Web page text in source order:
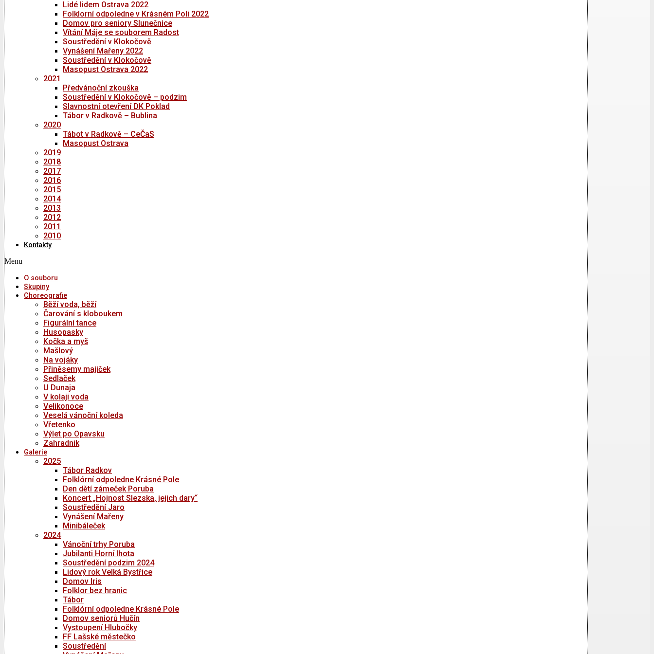
Lidé lidem Ostrava 2022
Folklorní odpoledne v Krásném Poli 2022
Domov pro seniory Slunečnice
Vítání Máje se souborem Radost
Soustředění v Klokočově
Vynášení Mařeny 2022
Soustředění v Klokočově
Masopust Ostrava 2022
2021
Předvánoční zkouška
Soustředění v Klokočově – podzim
Slavnostní otevření DK Poklad
Tábor v Radkově – Bublina
2020
Tábot v Radkově – CeČaS
Masopust Ostrava
2019
2018
2017
2016
2015
2014
2013
2012
2011
2010
Kontakty
Menu
O souboru
Skupiny
Choreografie
Běží voda, běží
Čarování s kloboukem
Figurální tance
Husopasky
Kočka a myš
Mašlový
Na vojáky
Přiněsemy majiček
Sedlaček
U Dunaja
V kolaji voda
Velikonoce
Veselá vánoční koleda
Vřetenko
Výlet po Opavsku
Zahradnik
Galerie
2025
Tábor Radkov
Folklórní odpoledne Krásné Pole
Den dětí zámeček Poruba
Koncert „Hojnost Slezska, jejich dary“
Soustředění Jaro
Vynášení Mařeny
Minibáleček
2024
Vánoční trhy Poruba
Jubilanti Horní lhota
Soustředění podzim 2024
Lidový rok Velká Bystřice
Domov Iris
Folklor bez hranic
Tábor
Folklórní odpoledne Krásné Pole
Domov seniorů Hučín
Vystoupení Hlubočky
FF Lašské městečko
Soustředění